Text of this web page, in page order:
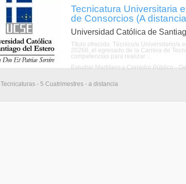
Tecnicatura Universitaria
de Consorcios (A
Universidad Católica de
Título ofrecido: Técnico/a Universitario/a
20266, el egresado de la Carrera de
competencias para realizar ...
Estudiar Martillero y Corredor Público -
Tecnicaturas - 5 Cuatrimestres - a distancia